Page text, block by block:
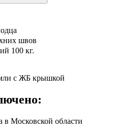
швов
100 кг.
с ЖБ крышкой
в Московской области